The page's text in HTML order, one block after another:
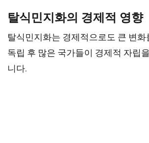
탈식민지화의 경제적 영향
탈식민지화는 경제적으로도 큰 변
독립 후 많은 국가들이 경제적 자립
니다.